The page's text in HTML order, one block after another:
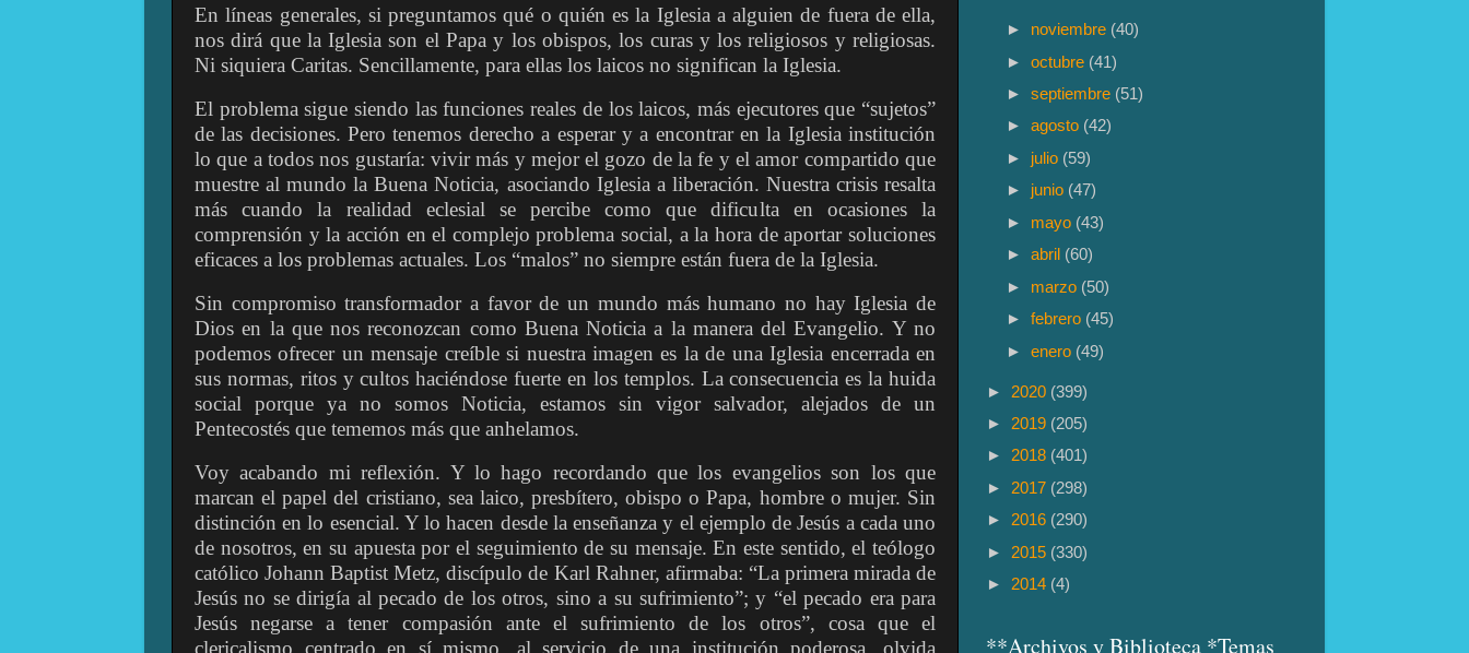
En líneas generales, si preguntamos qué o quién es la Iglesia a alguien de fuera de ella,
nos dirá que la Iglesia son el Papa y los obispos, los curas y los religiosos y religiosas.
Ni siquiera Caritas. Sencillamente, para ellas los laicos no significan la Iglesia.
El problema sigue siendo las funciones reales de los laicos, más ejecutores que “sujetos”
de las decisiones. Pero tenemos derecho a esperar y a encontrar en la Iglesia institución
lo que a todos nos gustaría: vivir más y mejor el gozo de la fe y el amor compartido que
muestre al mundo la Buena Noticia, asociando Iglesia a liberación. Nuestra crisis resalta
más cuando la realidad eclesial se percibe como que dificulta en ocasiones la
comprensión y la acción en el complejo problema social, a la hora de aportar soluciones
eficaces a los problemas actuales. Los “malos” no siempre están fuera de la Iglesia.
Sin compromiso transformador a favor de un mundo más humano no hay Iglesia de
Dios en la que nos reconozcan como Buena Noticia a la manera del Evangelio. Y no
podemos ofrecer un mensaje creíble si nuestra imagen es la de una Iglesia encerrada en
sus normas, ritos y cultos haciéndose fuerte en los templos. La consecuencia es la huida
social porque ya no somos Noticia, estamos sin vigor salvador, alejados de un
Pentecostés que tememos más que anhelamos.
Voy acabando mi reflexión. Y lo hago recordando que los evangelios son los que
marcan el papel del cristiano, sea laico, presbítero, obispo o Papa, hombre o mujer. Sin
distinción en lo esencial. Y lo hacen desde la enseñanza y el ejemplo de Jesús a cada uno
de nosotros, en su apuesta por el seguimiento de su mensaje. En este sentido, el teólogo
católico Johann Baptist Metz, discípulo de Karl Rahner, afirmaba: “La primera mirada de
Jesús no se dirigía al pecado de los otros, sino a su sufrimiento”; y “el pecado era para
Jesús negarse a tener compasión ante el sufrimiento de los otros”, cosa que el
clericalismo centrado en sí mismo, al servicio de una institución poderosa, olvida
► noviembre (40)
►octubre (41)
►septiembre (51)
►agosto (42)
► julio (59)
► junio (47)
► mayo (43)
►abril (60)
► marzo (50)
►febrero (45)
►enero (49)
► 2020 (399)
► 2019 (205)
► 2018 (401)
► 2017 (298)
► 2016 (290)
► 2015 (330)
► 2014 (4)
**Archivos y Biblioteca *Temas